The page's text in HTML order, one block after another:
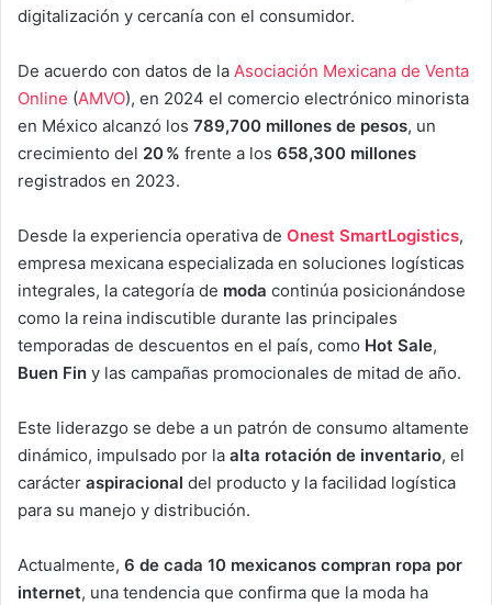
digitalización y cercanía con el consumidor.
De acuerdo con datos de la Asociación Mexicana de Venta
Online (AMVO), en 2024 el comercio electrónico minorista
en México alcanzó los 789,700 millones de pesos, un
crecimiento del 20 % frente a los 658,300 millones
registrados en 2023.
Desde la experiencia operativa de Onest SmartLogistics,
empresa mexicana especializada en soluciones logísticas
integrales, la categoría de moda continúa posicionándose
como la reina indiscutible durante las principales
temporadas de descuentos en el país, como Hot Sale,
Buen Fin y las campañas promocionales de mitad de año.
Este liderazgo se debe a un patrón de consumo altamente
dinámico, impulsado por la alta rotación de inventario, el
carácter aspiracional del producto y la facilidad logística
para su manejo y distribución.
Actualmente, 6 de cada 10 mexicanos compran ropa por
internet, una tendencia que confirma que la moda ha